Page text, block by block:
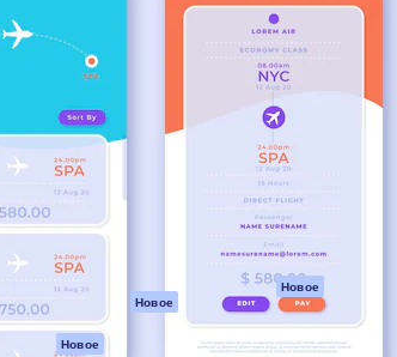
Spaces
ИИ-помощник
изображений ИИ
Генератор видео
ИИ
Генератор голоса
на основе ИИ
Стоковый контент
MCP для
Claude/ChatGPT
Новое
Новое
Academy
Документация по
Пакету ИИ
поддержки
Условия и
положения
Политика
конфиденциальности
Оригиналы Новое
Политика файлов
cookie